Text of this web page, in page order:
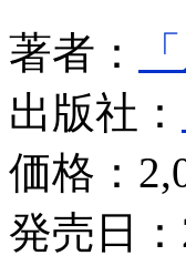
著者：
出版社：
価格：
発売日：